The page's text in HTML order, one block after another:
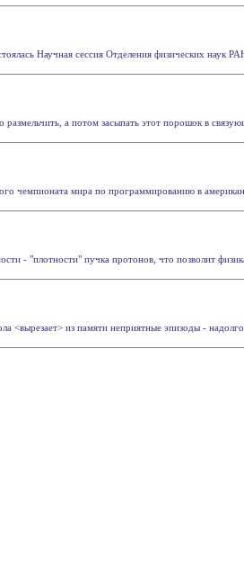
Научная сессия Отделения физических наук
а потом засыпать этот порошок в
чемпионата мира по программированию в
- "плотности" пучка протонов, что позволит
<вырезает> из памяти неприятные эпизоды -